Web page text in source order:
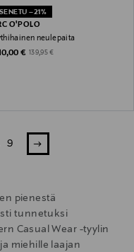
–21%
O'POLO
neulepaita
Price
€ Original Price
139,95 €
9
pienestä
tunnetuksi
Casual Wear -tyylin
miehille laajan